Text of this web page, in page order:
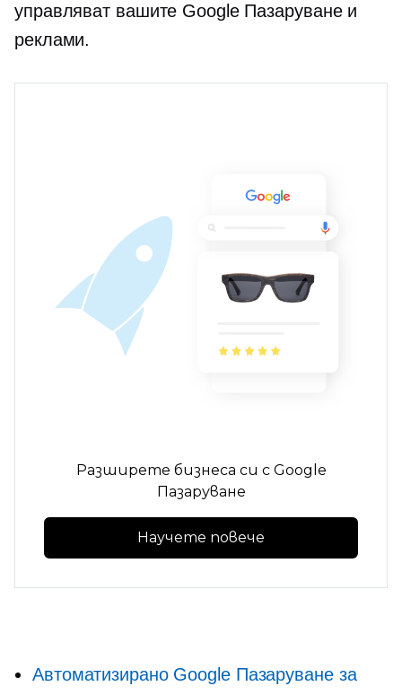
управляват вашите Google Пазаруване и
реклами.
Разширете бизнеса си с Google
Пазаруване
Научете повече
Автоматизирано Google Пазаруване за